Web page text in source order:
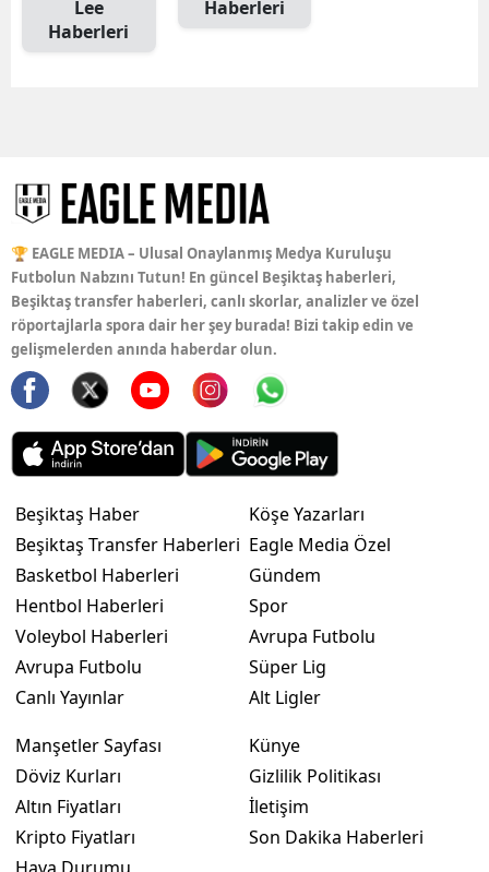
Lee
Haberleri
Haberleri
🏆 EAGLE MEDIA – Ulusal Onaylanmış Medya Kuruluşu
Futbolun Nabzını Tutun! En güncel Beşiktaş haberleri,
Beşiktaş transfer haberleri, canlı skorlar, analizler ve özel
röportajlarla spora dair her şey burada! Bizi takip edin ve
gelişmelerden anında haberdar olun.
Beşiktaş Haber
Beşiktaş Transfer Haberleri
Basketbol Haberleri
Hentbol Haberleri
Voleybol Haberleri
Avrupa Futbolu
Canlı Yayınlar
Köşe Yazarları
Eagle Media Özel
Gündem
Spor
Avrupa Futbolu
Süper Lig
Alt Ligler
Manşetler Sayfası
Döviz Kurları
Altın Fiyatları
Kripto Fiyatları
Künye
Gizlilik Politikası
İletişim
Son Dakika Haberleri